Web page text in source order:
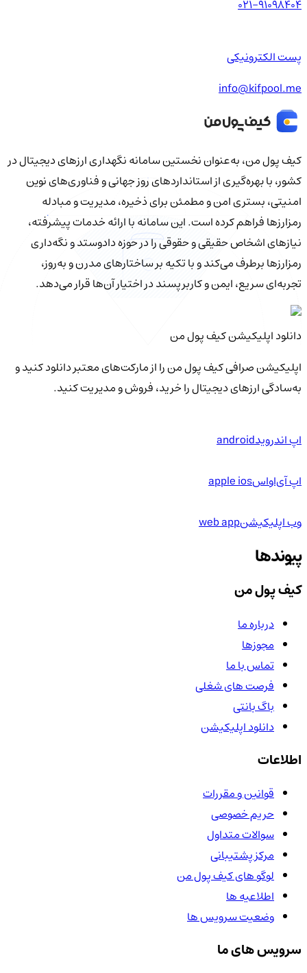
021-91098404
پست الکترونیکی
info@kifpool.me
کیف‌ پول من، به‌عنوان نخستین سامانه نگهداری ارزهای دیجیتال در
کشور، با بهره‌گیری از استانداردهای روز جهانی و فناوری‌های نوین
امنیتی، بستری امن و مطمئن برای ذخیره، مدیریت و مبادله
رمزارزها فراهم کرده است. این سامانه با ارائه خدمات پیشرفته،
نیازهای اشخاص حقیقی و حقوقی را در حوزه دادوستد و نگه‌داری
رمزارزها برطرف می‌کند و با تکیه بر ساختارهای مدرن و به‌روز،
تجربه‌ای سریع، ایمن و کاربرپسند در اختیار آن‌ها قرار می‌دهد.
دانلود اپلیکیشن کیف‌ پول من
اپلیکیشن صرافی کیف پول من را از مارکت‌های معتبر دانلود کنید و
به‌سادگی ارزهای دیجیتال را خرید، فروش و مدیریت کنید.
اپ اندرویدandroid
اپ آی‌او‌اسapple ios
وب اپلیکیشنweb app
پیوندها
کیف پول من
درباره ما
مجوزها
تماس با ما
فرصت های شغلی
باگ بانتی
دانلود اپلیکیشن
اطلاعات
قوانین و مقررات
حریم خصوصی
سوالات متداول
مرکز پشتیبانی
لوگو های کیف پول من
اطلاعیه ها
وضعیت سرویس ها
سرویس های ما